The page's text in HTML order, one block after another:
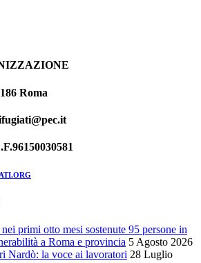
Roma
primi otto mesi sostenute 95 persone in
a Roma e provincia 5 Agosto 2026
Nardò: la voce ai lavoratori 28 Luglio